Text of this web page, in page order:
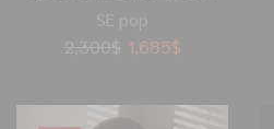
SE pop
2,300$ 1,685$